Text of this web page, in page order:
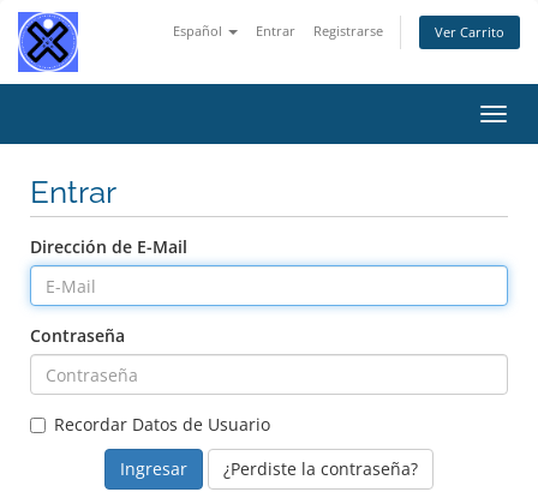
Español Entrar Registrarse Ver Carrito
Entrar
Dirección de E-Mail
Contraseña
Recordar Datos de Usuario
¿Perdiste la contraseña?